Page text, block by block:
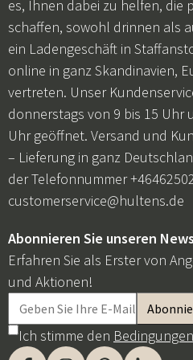
es, Ihnen dabei zu helfen, die
schaffen, sowohl drinnen als
ein Ladengeschäft in
online in ganz Skandinavien,
vertreten. Unser
donnerstags von 9 bis 15 Uhr
Uhr geöffnet. Versand und
– Lieferung in ganz
der Telefonnummer
customerservice@hultens.de
Abonnieren Sie unseren
Erfahren Sie als Erster von
und Aktionen!
Ich stimme den